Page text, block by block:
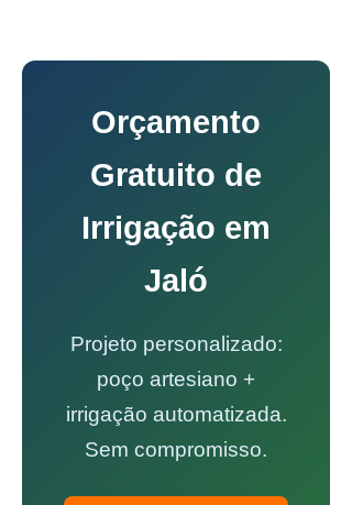
Orçamento
Gratuito de
Irrigação em
Jaló
Projeto personalizado:
poço artesiano +
irrigação automatizada.
Sem compromisso.